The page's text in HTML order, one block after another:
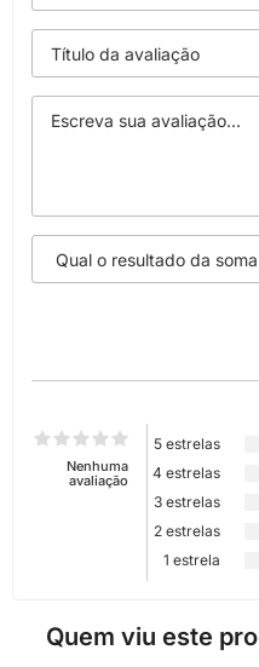
Nenhuma
avaliação
5 estrelas
4 estrelas
3 estrelas
2 estrelas
1 estrela
Quem viu este